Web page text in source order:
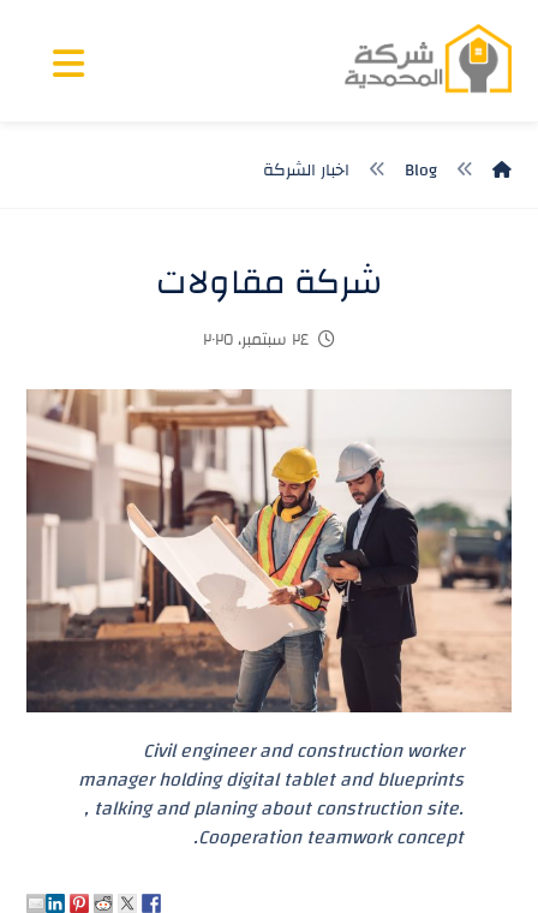
Blog اخبار الشركة
شركة مقاولات
٢٤ سبتمبر، ٢٠٢٥
Civil engineer and construction worker
manager holding digital tablet and blueprints
, talking and planing about construction site.
Cooperation teamwork concept.